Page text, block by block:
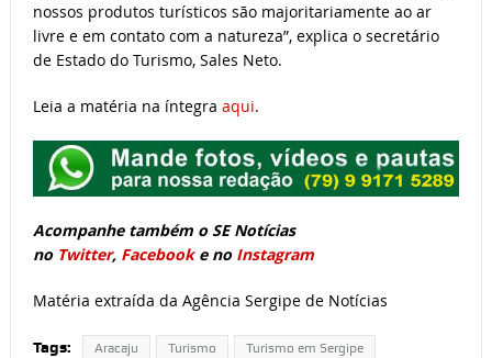
nossos produtos turísticos são majoritariamente ao ar
livre e em contato com a natureza”, explica o secretário
de Estado do Turismo, Sales Neto.
Leia a matéria na íntegra aqui.
Acompanhe também o SE Notícias
no Twitter, Facebooke no Instagram
Matéria extraída da Agência Sergipe de Notícias
Tags: Aracaju Turismo Turismo em Sergipe